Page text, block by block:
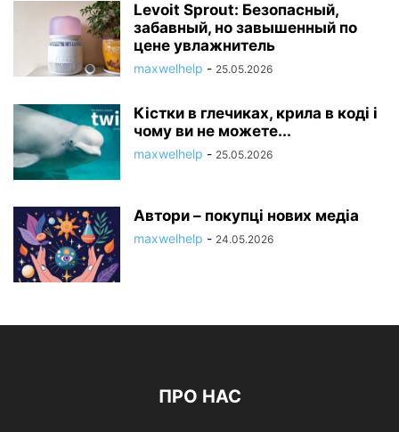
Levoit Sprout: Безопасный,
забавный, но завышенный по
цене увлажнитель
maxwelhelp - 25.05.2026
Кістки в глечиках, крила в коді і
чому ви не можете...
maxwelhelp - 25.05.2026
Автори – покупці нових медіа
maxwelhelp - 24.05.2026
ПРО НАС